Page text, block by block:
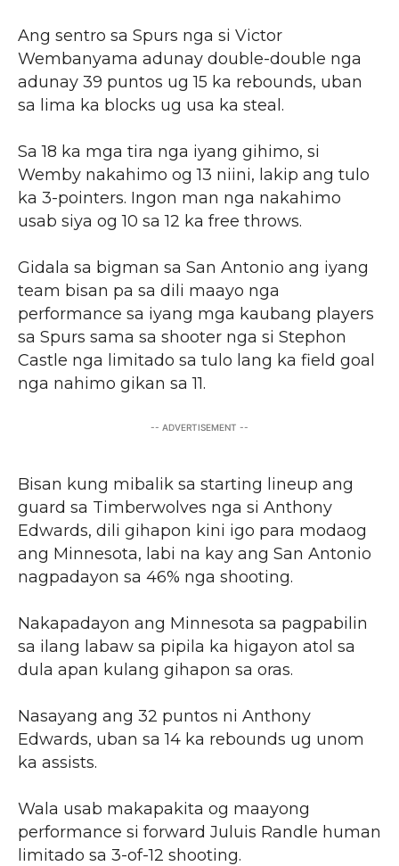
Ang sentro sa Spurs nga si Victor
Wembanyama adunay double-double nga
adunay 39 puntos ug 15 ka rebounds, uban
sa lima ka blocks ug usa ka steal.
Sa 18 ka mga tira nga iyang gihimo, si
Wemby nakahimo og 13 niini, lakip ang tulo
ka 3-pointers. Ingon man nga nakahimo
usab siya og 10 sa 12 ka free throws.
Gidala sa bigman sa San Antonio ang iyang
team bisan pa sa dili maayo nga
performance sa iyang mga kaubang players
sa Spurs sama sa shooter nga si Stephon
Castle nga limitado sa tulo lang ka field goal
nga nahimo gikan sa 11.
-- ADVERTISEMENT --
Bisan kung mibalik sa starting lineup ang
guard sa Timberwolves nga si Anthony
Edwards, dili gihapon kini igo para modaog
ang Minnesota, labi na kay ang San Antonio
nagpadayon sa 46% nga shooting.
Nakapadayon ang Minnesota sa pagpabilin
sa ilang labaw sa pipila ka higayon atol sa
dula apan kulang gihapon sa oras.
Nasayang ang 32 puntos ni Anthony
Edwards, uban sa 14 ka rebounds ug unom
ka assists.
Wala usab makapakita og maayong
performance si forward Juluis Randle human
limitado sa 3-of-12 shooting.